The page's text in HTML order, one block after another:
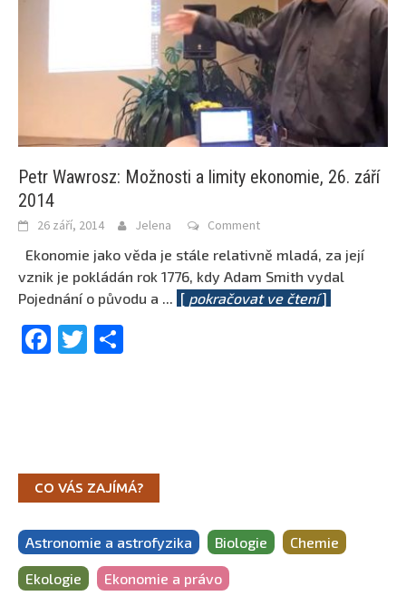
Petr Wawrosz: Možnosti a limity ekonomie, 26. září
2014
26 září, 2014 Jelena Comment
Ekonomie jako věda je stále relativně mladá, za její
vznik je pokládán rok 1776, kdy Adam Smith vydal
Pojednání o původu a ... [ pokračovat ve čtení]
Facebook
Twitter
CO VÁS ZAJÍMÁ?
Astronomie a astrofyzika Biologie Chemie
Ekologie Ekonomie a právo